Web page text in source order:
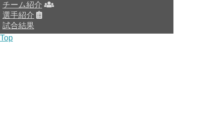
チーム紹介
選手紹介
試合結果
Top